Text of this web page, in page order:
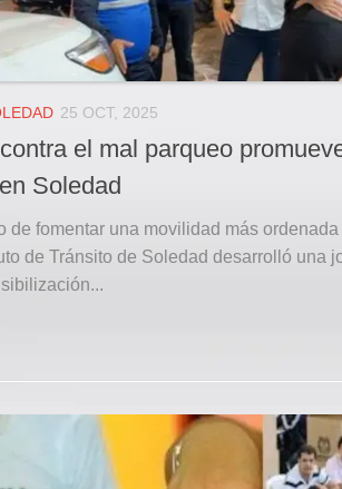
25 OCT, 2025
el mal parqueo
Soledad
de fomentar una movilidad más ordenada
de Tránsito de Soledad desarrolló una